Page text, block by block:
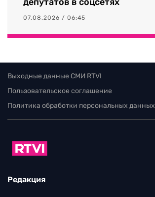
07.08.2026 / 06:45
Выходные данные СМИ RTVI
Пользовательское соглашение
Политика обработки персональных данных
Редакция